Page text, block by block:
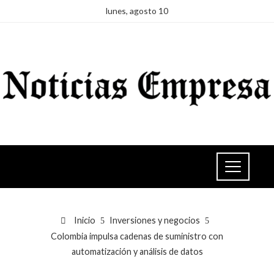
lunes, agosto 10
Inicio
Inversiones y negocios
Colombia impulsa cadenas de suministro con
automatización y análisis de datos